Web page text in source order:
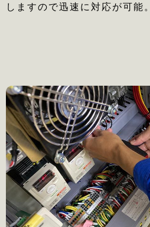
しますので迅速に対応が可能。